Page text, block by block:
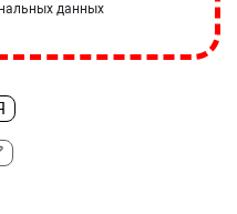
данных